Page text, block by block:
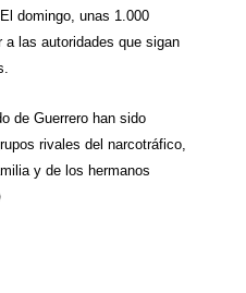
domingo, unas 1.000
a las autoridades que sigan
de Guerrero han sido
rivales del narcotráfico,
y de los hermanos